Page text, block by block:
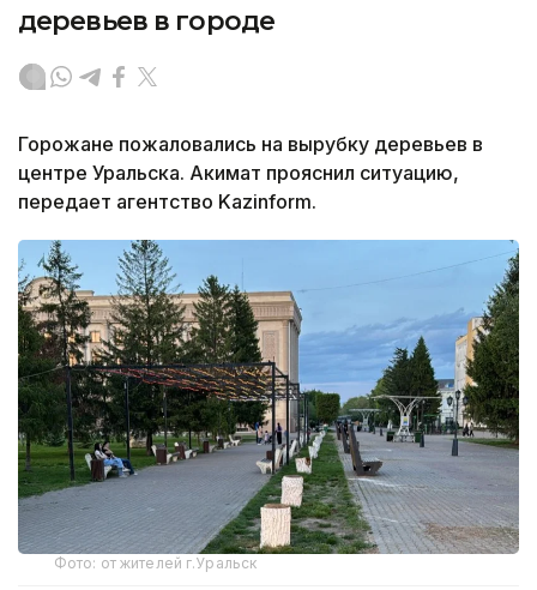
деревьев в городе
Горожане пожаловались на вырубку деревьев в
центре Уральска. Акимат прояснил ситуацию,
передает агентство Kazinform.
Фото: от жителей г.Уральск